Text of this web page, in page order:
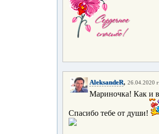
AleksandeR, 26.04.2020
Мариночка! Как и
Спасибо тебе от души!